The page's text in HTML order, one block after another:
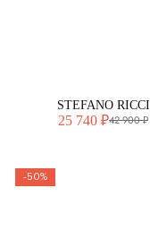
STEFANO RICCI
25 740 ₽42 900 ₽
-50%